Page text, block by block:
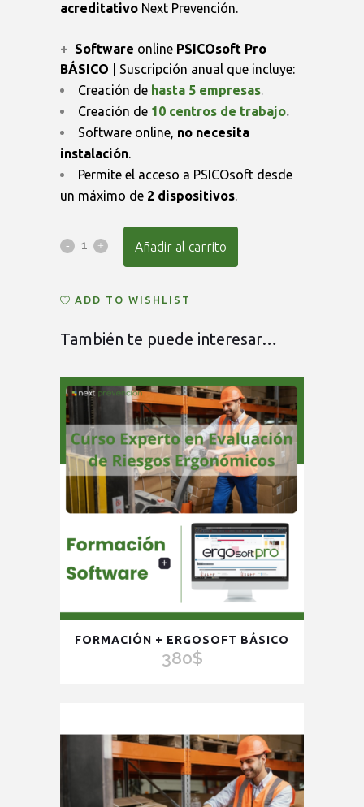
acreditativo Next Prevención.
+ Software online PSICOsoft Pro
BÁSICO
| Suscripción anual que incluye:
Creación de hasta 5 empresas.
Creación de 10 centros de trabajo.
Software online, no necesita
instalación.
Permite el acceso a PSICOsoft desde
un máximo de 2 dispositivos.
Formación
PSICOsoft
Básico
Añadir al carrito
ADD TO WISHLIST
También te puede interesar…
FORMACIÓN + ERGOSOFT BÁSICO
380$